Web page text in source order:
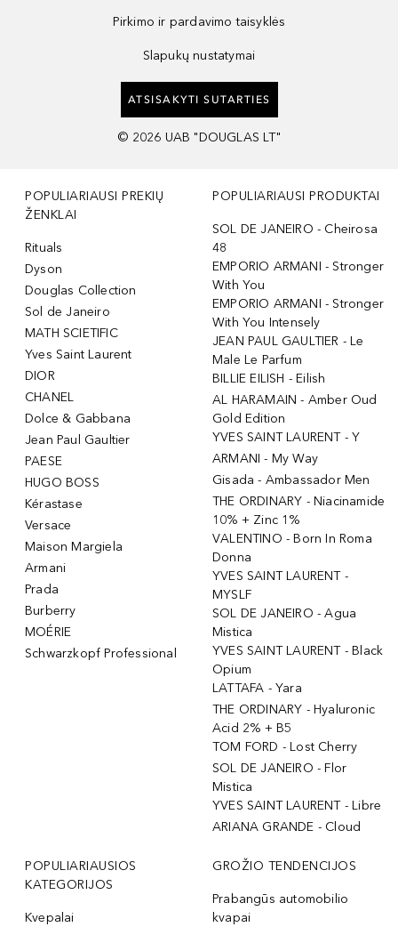
Pirkimo ir pardavimo taisyklės
Slapukų nustatymai
ATSISAKYTI SUTARTIES
© 2026 UAB "DOUGLAS LT"
POPULIARIAUSI PREKIŲ
ŽENKLAI
Rituals
Dyson
Douglas Collection
Sol de Janeiro
MATH SCIETIFIC
Yves Saint Laurent
DIOR
CHANEL
Dolce & Gabbana
Jean Paul Gaultier
PAESE
HUGO BOSS
Kérastase
Versace
Maison Margiela
Armani
Prada
Burberry
MOÉRIE
Schwarzkopf Professional
POPULIARIAUSI PRODUKTAI
SOL DE JANEIRO - Cheirosa
48
EMPORIO ARMANI - Stronger
With You
EMPORIO ARMANI - Stronger
With You Intensely
JEAN PAUL GAULTIER - Le
Male Le Parfum
BILLIE EILISH - Eilish
AL HARAMAIN - Amber Oud
Gold Edition
YVES SAINT LAURENT - Y
ARMANI - My Way
Gisada - Ambassador Men
THE ORDINARY - Niacinamide
10% + Zinc 1%
VALENTINO - Born In Roma
Donna
YVES SAINT LAURENT -
MYSLF
SOL DE JANEIRO - Agua
Mistica
YVES SAINT LAURENT - Black
Opium
LATTAFA - Yara
THE ORDINARY - Hyaluronic
Acid 2% + B5
TOM FORD - Lost Cherry
SOL DE JANEIRO - Flor
Mistica
YVES SAINT LAURENT - Libre
ARIANA GRANDE - Cloud
POPULIARIAUSIOS
KATEGORIJOS
Kvepalai
GROŽIO TENDENCIJOS
Prabangūs automobilio
kvapai